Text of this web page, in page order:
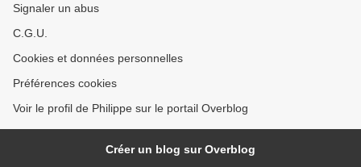
Signaler un abus
C.G.U.
Cookies et données personnelles
Préférences cookies
Voir le profil de Philippe sur le portail Overblog
Créer un blog sur Overblog